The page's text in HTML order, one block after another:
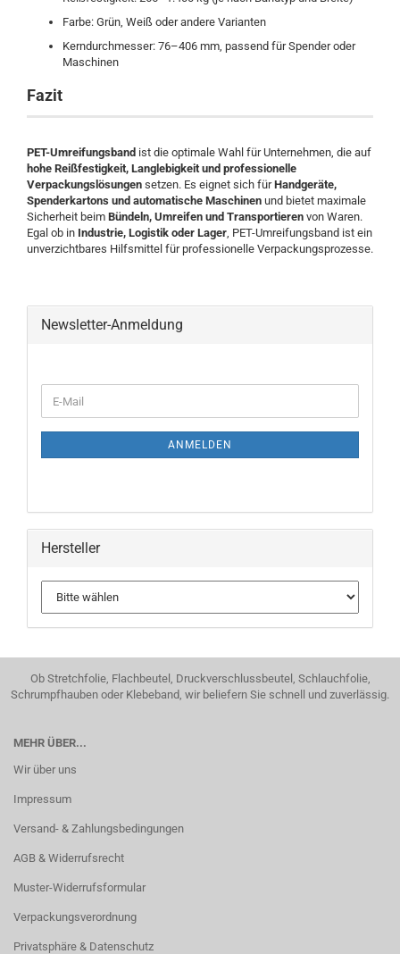
Farbe: Grün, Weiß oder andere Varianten
Kerndurchmesser: 76–406 mm, passend für Spender oder
Maschinen
Fazit
PET-Umreifungsband ist die optimale Wahl für Unternehmen, die auf
hohe Reißfestigkeit, Langlebigkeit und professionelle
Verpackungslösungen setzen. Es eignet sich fürHandgeräte,
Spenderkartons und automatische Maschinen und bietet maximale
Sicherheit beim Bündeln, Umreifen und Transportieren von Waren.
Egal ob in Industrie, Logistik oder Lager, PET-Umreifungsband ist ein
unverzichtbares Hilfsmittel für professionelle Verpackungsprozesse.
Newsletter-Anmeldung
ZUR
E-
Mail
ANMELDEN
Hersteller
Ob Stretchfolie, Flachbeutel, Druckverschlussbeutel, Schlauchfolie,
Schrumpfhauben oder Klebeband, wir beliefern Sie schnell und zuverlässig.
MEHR ÜBER...
Wir über uns
Impressum
Versand- & Zahlungsbedingungen
AGB & Widerrufsrecht
Muster-Widerrufsformular
Verpackungsverordnung
Privatsphäre & Datenschutz